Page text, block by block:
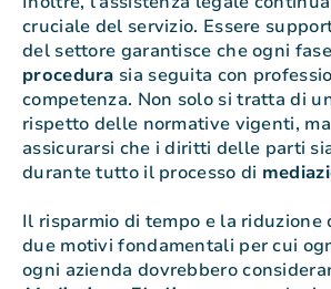
cruciale del servizio. Essere
del settore garantisce che ogni
procedura sia seguita con
competenza. Non solo si tratta di
rispetto delle normative vigenti,
assicurarsi che i diritti delle parti
durante tutto il processo di
Il risparmio di tempo e la riduzione
due motivi fondamentali per cui
ogni azienda dovrebbero